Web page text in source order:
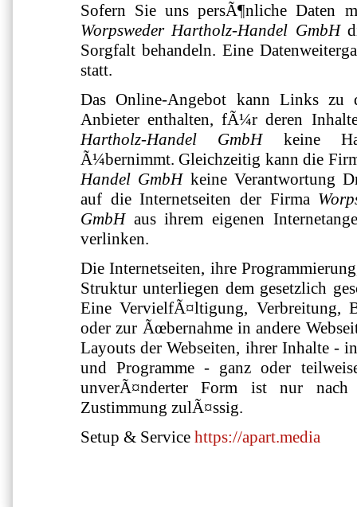
Sofern Sie uns persÃ¶nliche Daten
Worpsweder Hartholz-Handel GmbH
Sorgfalt behandeln. Eine
statt.
Das Online-Angebot kann Links zu
Anbieter enthalten, fÃ¼r deren
Hartholz-Handel GmbHkeine
Ã¼bernimmt. Gleichzeitig kann die
Handel GmbHkeine Verantwortung
auf die Internetseiten der Firma
GmbHaus ihrem eigenen
verlinken.
Die Internetseiten, ihre
Struktur unterliegen dem gesetzlich
Eine VervielfÃ¤ltigung, Verbreitung,
oder zur Ãœbernahme in andere
Layouts der Webseiten, ihrer Inhalte -
und Programme - ganz oder
unverÃ¤nderter Form ist nur nach
Zustimmung zulÃ¤ssig.
Setup & Service https://apart.media